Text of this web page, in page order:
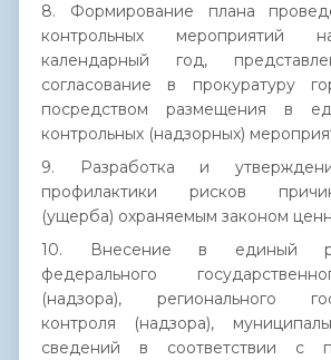
8. Формирование плана
контрольных мероприятий
календарный год,
согласование в прокуратуру
посредством размещения в
контрольных (надзорных)
9. Разработка и
профилактики рисков
(ущерба) охраняемым законом
10. Внесение в единый
федерального
(надзора), регионального
контроля (надзора),
сведений в соответствии с